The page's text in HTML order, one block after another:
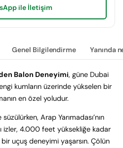
Genel Bilgilendirme Yanında
Balon Deneyimi, güne Dubai
kumların üzerinde yükselen bir
en özel yoludur.
Arap Yarımadası’nın
izler, 4.000 feet yüksekliğe kadar
uçuş deneyimi yaşarsın. Çölün
ile İletişim